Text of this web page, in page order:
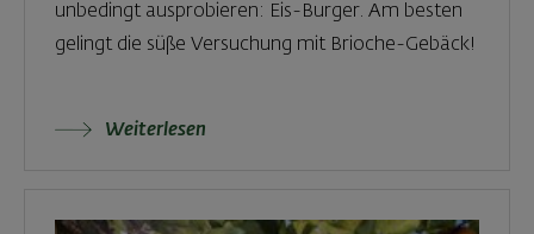
unbedingt ausprobieren: Eis-Burger. Am besten
gelingt die süße Versuchung mit Brioche-Gebäck!
Weiterlesen